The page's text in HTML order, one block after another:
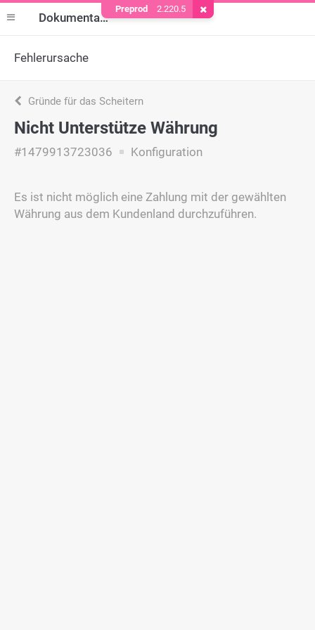
Dokumentation
Fehlerursache
Gründe für das Scheitern
Nicht Unterstütze Währung
#1479913723036 Konfiguration
Es ist nicht möglich eine Zahlung mit der gewählten
Währung aus dem Kundenland durchzuführen.
Preprod 2.220.5 Cookie entfernen